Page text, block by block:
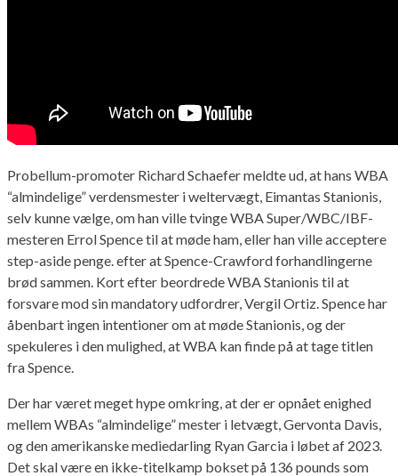
Probellum-promoter Richard Schaefer meldte ud, at hans WBA
“almindelige” verdensmester i weltervægt, Eimantas Stanionis,
selv kunne vælge, om han ville tvinge WBA Super/WBC/IBF-
mesteren Errol Spence til at møde ham, eller han ville acceptere
step-aside penge. efter at Spence-Crawford forhandlingerne
brød sammen. Kort efter beordrede WBA Stanionis til at
forsvare mod sin mandatory udfordrer, Vergil Ortiz. Spence har
åbenbart ingen intentioner om at møde Stanionis, og der
spekuleres i den mulighed, at WBA kan finde på at tage titlen
fra Spence.
Der har været meget hype omkring, at der er opnået enighed
mellem WBAs “almindelige” mester i letvægt, Gervonta Davis,
og den amerikanske mediedarling Ryan Garcia i løbet af 2023.
Det skal være en ikke-titelkamp bokset på 136 pounds som